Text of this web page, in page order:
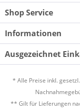
Shop Service
Informationen
Ausgezeichnet
* Alle Preise inkl.
** Gilt für Lieferungen